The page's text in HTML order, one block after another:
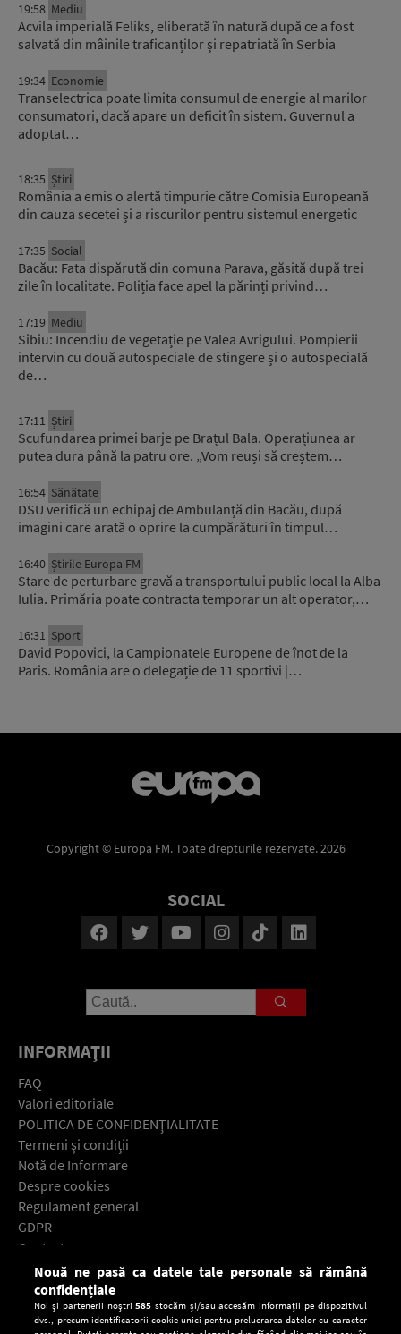
19:58 Mediu
Acvila imperială Feliks, eliberată în natură după ce a fost
salvată din mâinile traficanților și repatriată în Serbia
19:34 Economie
Transelectrica poate limita consumul de energie al marilor
consumatori, dacă apare un deficit în sistem. Guvernul a
adoptat…
18:35 Știri
România a emis o alertă timpurie către Comisia Europeană
din cauza secetei și a riscurilor pentru sistemul energetic
17:35 Social
Bacău: Fata dispărută din comuna Parava, găsită după trei
zile în localitate. Poliția face apel la părinți privind…
17:19 Mediu
Sibiu: Incendiu de vegetație pe Valea Avrigului. Pompierii
intervin cu două autospeciale de stingere și o autospecială
de…
17:11 Știri
Scufundarea primei barje pe Brațul Bala. Operațiunea ar
putea dura până la patru ore. „Vom reuși să creștem…
16:54 Sănătate
DSU verifică un echipaj de Ambulanță din Bacău, după
imagini care arată o oprire la cumpărături în timpul…
16:40 Știrile Europa FM
Stare de perturbare gravă a transportului public local la Alba
Iulia. Primăria poate contracta temporar un alt operator,…
16:31 Sport
David Popovici, la Campionatele Europene de înot de la
Paris. România are o delegație de 11 sportivi |…
Copyright © Europa FM. Toate drepturile rezervate. 2026
SOCIAL
INFORMAŢII
FAQ
Valori editoriale
POLITICA DE CONFIDENŢIALITATE
Termeni şi condiţii
Notă de Informare
Despre cookies
Regulament general
GDPR
Contact
Descarcă gratuit aplicaţia Europa FM pentru smartphone:
Nouă ne pasă ca datele tale personale să rămână
confidențiale
Noi și partenerii noștri585 stocăm și/sau accesăm informații pe dispozitivul
dvs., precum identificatorii cookie unici pentru prelucrarea datelor cu caracter